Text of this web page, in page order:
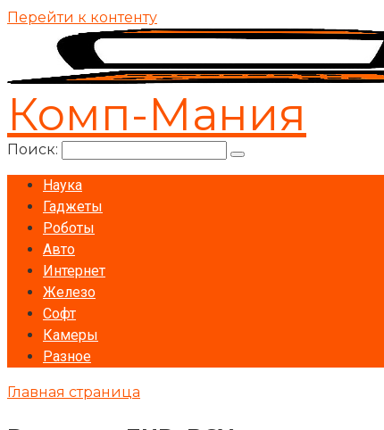
Перейти к контенту
Комп-Мания
Поиск:
Наука
Гаджеты
Роботы
Авто
Интернет
Железо
Софт
Камеры
Разное
Главная страница